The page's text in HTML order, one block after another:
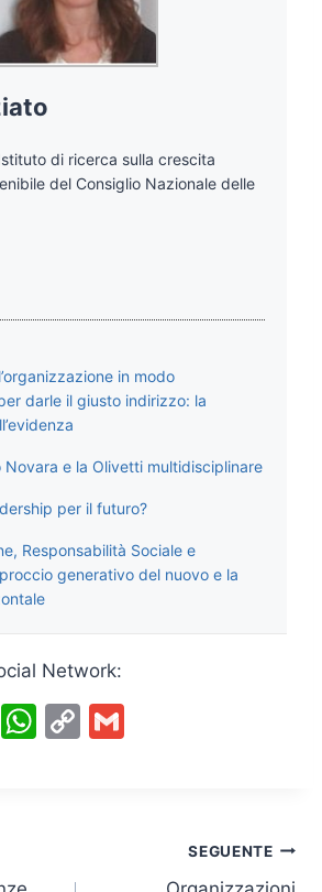
di ricerca sulla crescita
del Consiglio Nazionale delle
in modo
darle il giusto indirizzo: la
Novara e la Olivetti multidisciplinare
per il futuro?
Responsabilità Sociale e
generativo del nuovo e la
Network:
T
W C
SEGUENTE